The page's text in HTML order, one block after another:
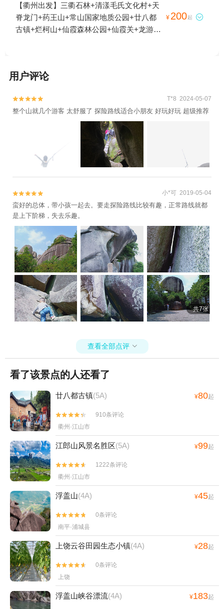
【衢州出发】三衢石林+清漾毛氏文化村+天
脊龙门+药王山+常山国家地质公园+廿八都
古镇+烂柯山+仙霞森林公园+仙霞关+龙游石
塔+浮盖山峡谷漂流+根宫佛国文化旅游区
+衢州江滨公园+衢州市市民公园+衢州衆园
+龙游峡谷漂流+童年时光主题乐园（衢州
店）+姑蔑城生态园+花牵谷+耕读农场+龙天
小镇+衢州乐翻天水上乐园+衢州大荫山森林
穿越探险乐园+衢州飞鸿滑草场+衢州悦龙湾
度假园区+衢州大荫山丛林飞越探险乐园+衢
园+衢州古城文化旅游区+龙游花海+中国观
赏石博览馆+龙游雷迪森龙山运动驿站+衢州
天王塔沉浸式艺术馆+江郎山峡谷漂流+龙游
湖·骏和水上运动俱乐部+衢州神王谷景区+雪
沐温泉+信安湖夜游+六春湖生态景区+烟雨
江郎景区+衢州古城墙+衢州神农殿+衢州书
院+六春湖索道观光+花牵谷景区玫瑰园+凡
界·星宿高田+江山太阳谷乐园+浙江衢州跳伞
基地+江郎山飞行基地+浸梦水亭门+凹凸户
外越野公园Out To Wild ATV Park+衢州市体
育中心+六春湖生态漂流景区+龙游大峡谷漂
¥ 200起 
用户评论

 T*8 2024-05-07
整个山就几个游客 太舒服了 探险路线适合小朋友 好玩好玩 超级推荐

 小*可 2019-05-04
蛮好的总体，带小孩一起去。要走探险路线比较有趣，正常路线就都
是上下阶梯，失去乐趣。
共7张
查看全部点评 
看了该景点的人还看了
廿八都古镇(5A) ¥80起


910条评论
衢州·江山市
江郎山风景名胜区(5A) ¥99起


1222条评论
衢州·江山市
浮盖山(4A) ¥45起


0条评论
南平·浦城县
上饶云谷田园生态小镇(4A) ¥28起


0条评论
上饶
浮盖山峡谷漂流(4A) ¥183起